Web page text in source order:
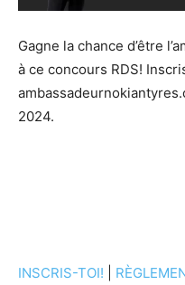
Gagne la chance d’être
à ce concours RDS!
2024.
INSCRIS-TOI!